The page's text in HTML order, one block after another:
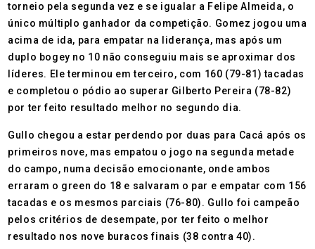
torneio pela segunda vez e se igualar a Felipe Almeida, o
único múltiplo ganhador da competição. Gomez jogou uma
acima de ida, para empatar na liderança, mas após um
duplo bogey no 10 não conseguiu mais se aproximar dos
líderes. Ele terminou em terceiro, com 160 (79-81) tacadas
e completou o pódio ao superar Gilberto Pereira (78-82)
por ter feito resultado melhor no segundo dia.
Gullo chegou a estar perdendo por duas para Cacá após os
primeiros nove, mas empatou o jogo na segunda metade
do campo, numa decisão emocionante, onde ambos
erraram o green do 18 e salvaram o par e empatar com 156
tacadas e os mesmos parciais (76-80). Gullo foi campeão
pelos critérios de desempate, por ter feito o melhor
resultado nos nove buracos finais (38 contra 40).